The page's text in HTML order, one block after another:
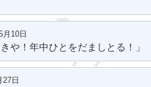
10日
や！年中ひとをだましとる！」
日